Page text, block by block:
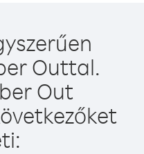
Outtal.
Out